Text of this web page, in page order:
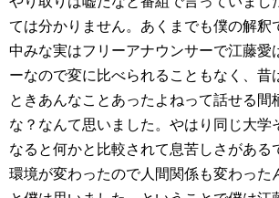
ては分かりません。あくまでも僕の解釈
中みな実はフリーアナウンサーで江藤愛
ーなので変に比べられることもなく、昔
ときあんなことあったよねって話せる間
な？なんて思いました。やはり同じ大学
なると何かと比較されて息苦しさがある
環境が変わったので人間関係も変わった